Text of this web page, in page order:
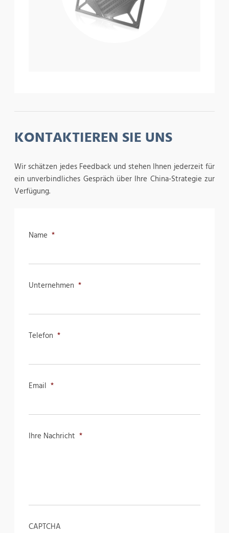
KONTAKTIEREN SIE UNS
Wir schätzen jedes Feedback und stehen Ihnen jederzeit für
ein unverbindliches Gespräch über Ihre China-Strategie zur
Verfügung.
Name *
Unternehmen *
Telefon *
Email *
Ihre Nachricht *
CAPTCHA